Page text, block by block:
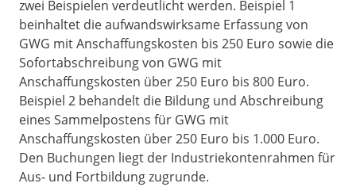
zwei Beispielen verdeutlicht werden. Beispiel 1
beinhaltet die aufwandswirksame Erfassung von
GWG mit Anschaffungskosten bis 250 Euro sowie die
Sofortabschreibung von GWG mit
Anschaffungskosten über 250 Euro bis 800 Euro.
Beispiel 2 behandelt die Bildung und Abschreibung
eines Sammelpostens für GWG mit
Anschaffungskosten über 250 Euro bis 1.000 Euro.
Den Buchungen liegt der Industriekontenrahmen für
Aus- und Fortbildung zugrunde.